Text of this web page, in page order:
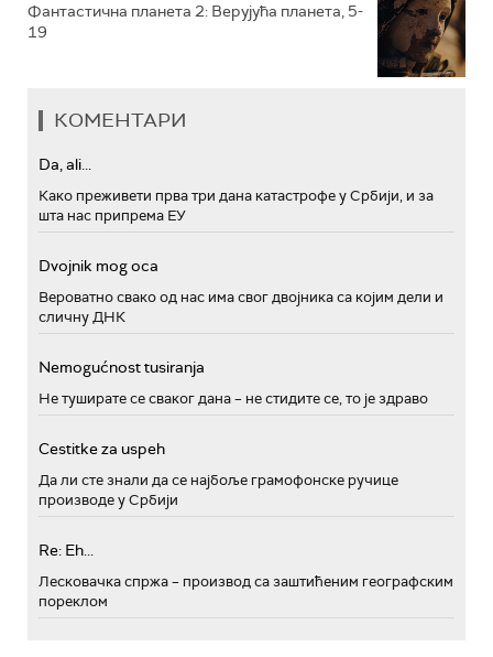
Фантастична планета 2: Верујућа планета, 5-
19
КОМЕНТАРИ
Da, ali...
Како преживети прва три дана катастрофе у Србији, и за
шта нас припрема ЕУ
Dvojnik mog oca
Вероватно свако од нас има свог двојника са којим дели и
сличну ДНК
Nemogućnost tusiranja
Не туширате се сваког дана – не стидите се, то је здраво
Cestitke za uspeh
Да ли сте знали да се најбоље грамофонске ручице
производе у Србији
Re: Eh...
Лесковачка спржа – производ са заштићеним географским
пореклом